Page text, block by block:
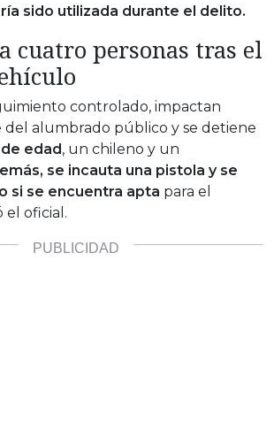
sido utilizada durante el delito.
cuatro personas tras el
controlado, impactan
alumbrado público y se detiene
edad , un chileno y un
se incauta una pistola y se
si se encuentra apta para el
el oficial.